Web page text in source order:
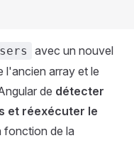
avec un nouvel
l'ancien array et le
de détecter
et réexécuter le
fonction de la